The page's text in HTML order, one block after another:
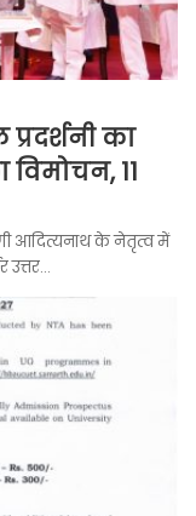
का
11
आदित्यनाथ के नेतृत्व में